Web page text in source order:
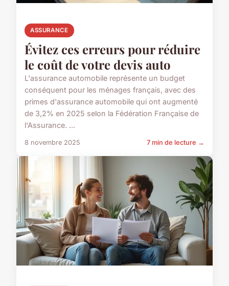
ASSURANCE
Évitez ces erreurs pour réduire
le coût de votre devis auto
L'assurance automobile représente un budget
conséquent pour les ménages français, avec des
primes d'assurance automobile qui ont augmenté
de 3,2% en 2025 selon la Fédération Française de
l'Assurance. ...
8 novembre 2025 7 min de lecture →